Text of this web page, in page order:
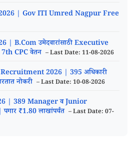
2026 | Gov ITI Umred Nagpur Free
| B.Com उमेदवारांसाठी Executive
CPC वेतन – Last Date: 11-08-2026
2026 | 395 अधिकारी
नोकरी – Last Date: 10-08-2026
| 389 Manager व Junior
₹1.80 लाखांपर्यंत – Last Date: 07-